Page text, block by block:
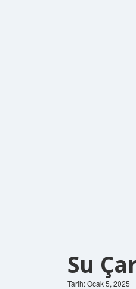
Su
Tarih: Ocak 5, 2025